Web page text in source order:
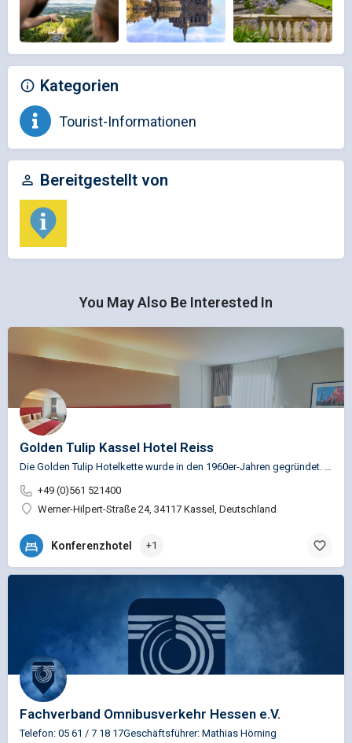
Kategorien
Tourist-Informationen
Bereitgestellt von
You May Also Be Interested In
Golden Tulip Kassel Hotel Reiss
Die Golden Tulip Hotelkette wurde in den 1960er-Jahren gegründet. Damals öffneten die ersten Hotels in den…
+49 (0)561 521400
Werner-Hilpert-Straße 24, 34117 Kassel, Deutschland
Konferenzhotel +1
Fachverband Omnibusverkehr Hessen e.V.
Telefon: 05 61 / 7 18 17Geschäftsführer: Mathias Hörning